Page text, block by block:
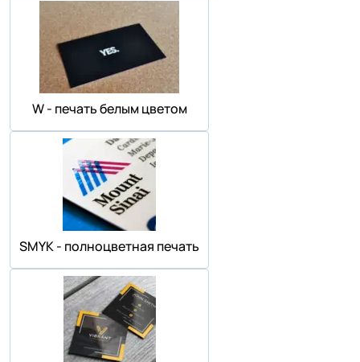
W - печать белым цветом
SMYK - полноцветная печать